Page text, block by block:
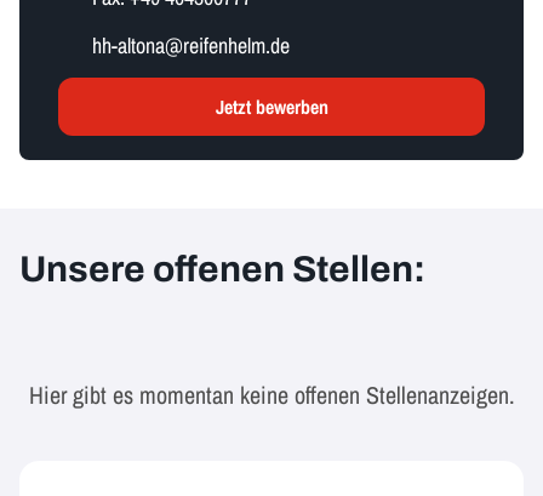
h​h​-​a​l​t​o​n​a​@reifenhelm.de
Jetzt bewerben
Unsere offenen Stellen:
Hier gibt es momentan keine offenen Stellenanzeigen.